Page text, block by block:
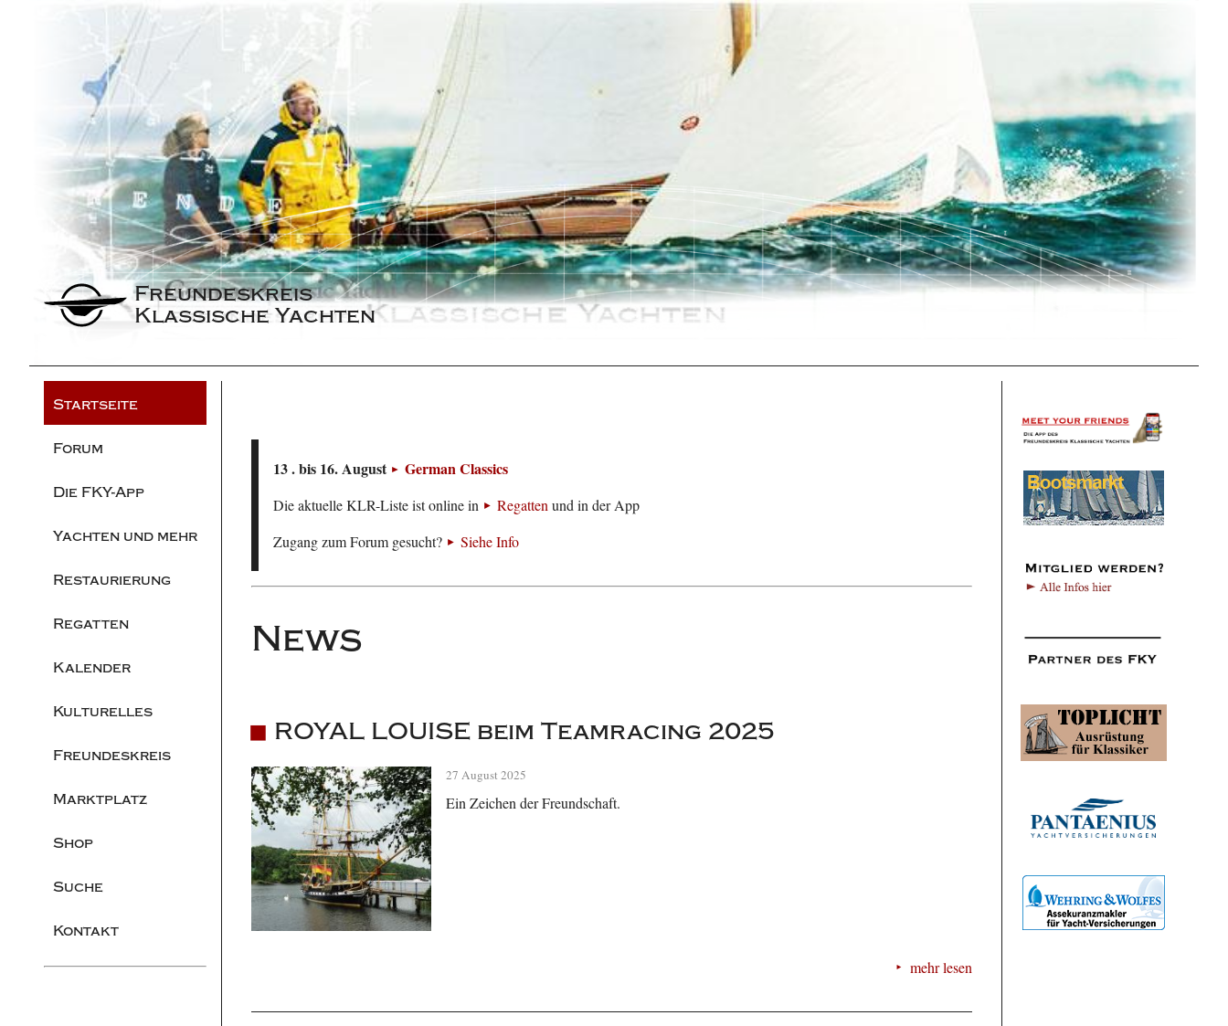
Freundeskreis
Klassische Yachten
Startseite
Forum
Die FKY-App
Yachten und mehr
Restaurierung
Regatten
Kalender
Kulturelles
Freundeskreis
Marktplatz
Shop
Suche
Kontakt
13 . bis 16. August German Classics
Die aktuelle KLR-Liste ist online in Regattenund in der App
Zugang zum Forum gesucht?
Siehe Info
News
ROYAL LOUISE beim Teamracing 2025
27 August 2025
Ein Zeichen der Freundschaft.
mehr lesen